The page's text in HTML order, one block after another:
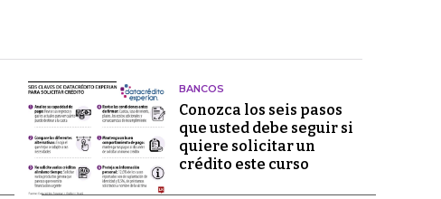
BANCOS
Conozca los seis pasos
que usted debe seguir si
quiere solicitar un
crédito este curso